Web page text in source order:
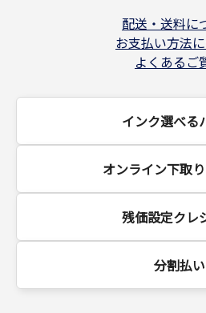
配送・送料に
お支払い方法
よくあるご
インク選べる
オンライン下取
残価設定クレ
分割払い